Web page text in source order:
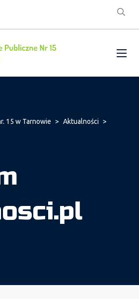
15 w Tarnowie > Aktualności >